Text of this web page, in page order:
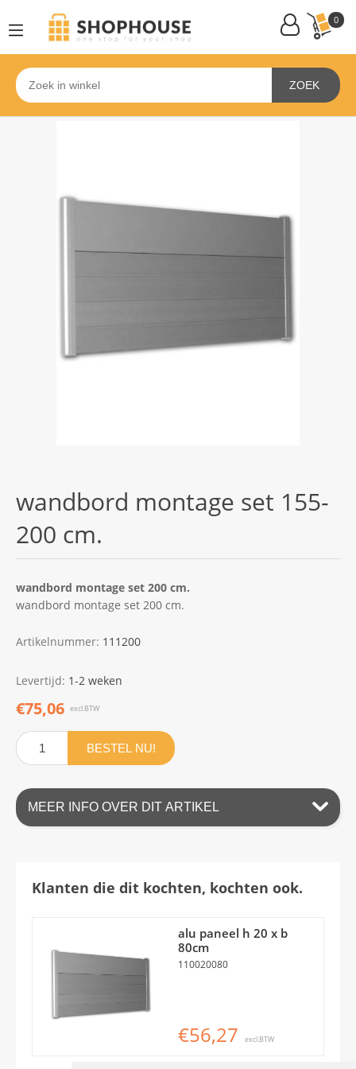
0
ZOEK
wandbord montage set 155-
200 cm.
wandbord montage set 200 cm.
wandbord montage set 200 cm.
Artikelnummer: 111200
Levertijd: 1-2 weken
€75,06 excl.BTW
BESTEL NU!
MEER INFO OVER DIT ARTIKEL
Klanten die dit kochten, kochten ook.
alu paneel h 20 x b
80cm
110020080
€56,27 excl.BTW